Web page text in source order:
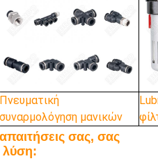
Πνευματική
συναρμολόγηση μανικών
σας, σας
λύση: